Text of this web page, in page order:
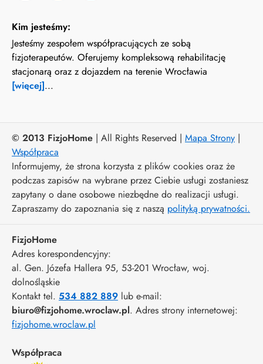
Kim jesteśmy:
Jesteśmy zespołem współpracujących ze sobą
fizjoterapeutów. Oferujemy kompleksową rehabilitację
stacjonarą oraz z dojazdem na terenie Wrocławia
[więcej]...
© 2013 FizjoHome | All Rights Reserved | Mapa Strony |
Współpraca
Informujemy, że strona korzysta z plików cookies oraz że
podczas zapisów na wybrane przez Ciebie usługi zostaniesz
zapytany o dane osobowe niezbędne do realizacji usługi.
Zapraszamy do zapoznania się z naszą polityką prywatności.
FizjoHome
Adres korespondencyjny:
al. Gen. Józefa Hallera 95, 53-201 Wrocław, woj.
dolnośląskie
Kontakt tel. 534 882 889 lub e-mail:
biuro@fizjohome.wroclaw.pl. Adres strony internetowej:
fizjohome.wroclaw.pl
Współpraca